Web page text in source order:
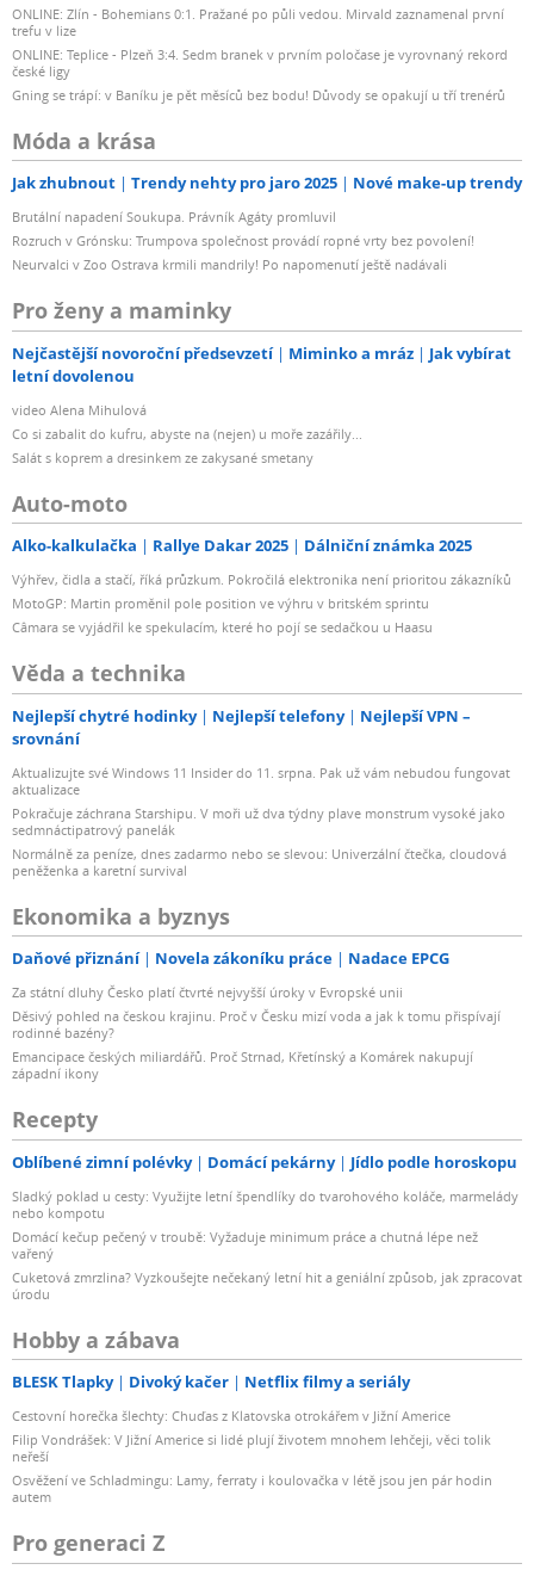
ONLINE: Zlín - Bohemians 0:1. Pražané po půli vedou. Mirvald zaznamenal první
trefu v lize
ONLINE: Teplice - Plzeň 3:4. Sedm branek v prvním poločase je vyrovnaný rekord
české ligy
Gning se trápí: v Baníku je pět měsíců bez bodu! Důvody se opakují u tří trenérů
Móda a krása
Jak zhubnout Trendy nehty pro jaro 2025 Nové make-up trendy
Brutální napadení Soukupa. Právník Agáty promluvil
Rozruch v Grónsku: Trumpova společnost provádí ropné vrty bez povolení!
Neurvalci v Zoo Ostrava krmili mandrily! Po napomenutí ještě nadávali
Pro ženy a maminky
Nejčastější novoroční předsevzetí Miminko a mráz
Jak vybírat
letní dovolenou
video Alena Mihulová
Co si zabalit do kufru, abyste na (nejen) u moře zazářily...
Salát s koprem a dresinkem ze zakysané smetany
Auto-moto
Alko-kalkulačka Rallye Dakar 2025 Dálniční známka 2025
Výhřev, čidla a stačí, říká průzkum. Pokročilá elektronika není prioritou zákazníků
MotoGP: Martin proměnil pole position ve výhru v britském sprintu
Câmara se vyjádřil ke spekulacím, které ho pojí se sedačkou u Haasu
Věda a technika
Nejlepší chytré hodinky Nejlepší telefony
Nejlepší VPN –
srovnání
Aktualizujte své Windows 11 Insider do 11. srpna. Pak už vám nebudou fungovat
aktualizace
Pokračuje záchrana Starshipu. V moři už dva týdny plave monstrum vysoké jako
sedmnáctipatrový panelák
Normálně za peníze, dnes zadarmo nebo se slevou: Univerzální čtečka, cloudová
peněženka a karetní survival
Ekonomika a byznys
Daňové přiznání Novela zákoníku práce Nadace EPCG
Za státní dluhy Česko platí čtvrté nejvyšší úroky v Evropské unii
Děsivý pohled na českou krajinu. Proč v Česku mizí voda a jak k tomu přispívají
rodinné bazény?
Emancipace českých miliardářů. Proč Strnad, Křetínský a Komárek nakupují
západní ikony
Recepty
Oblíbené zimní polévky Domácí pekárny Jídlo podle horoskopu
Sladký poklad u cesty: Využijte letní špendlíky do tvarohového koláče, marmelády
nebo kompotu
Domácí kečup pečený v troubě: Vyžaduje minimum práce a chutná lépe než
vařený
Cuketová zmrzlina? Vyzkoušejte nečekaný letní hit a geniální způsob, jak zpracovat
úrodu
Hobby a zábava
BLESK Tlapky Divoký kačer Netflix filmy a seriály
Cestovní horečka šlechty: Chuďas z Klatovska otrokářem v Jižní Americe
Filip Vondrášek: V Jižní Americe si lidé plují životem mnohem lehčeji, věci tolik
neřeší
Osvěžení ve Schladmingu: Lamy, ferraty i koulovačka v létě jsou jen pár hodin
autem
Pro generaci Z